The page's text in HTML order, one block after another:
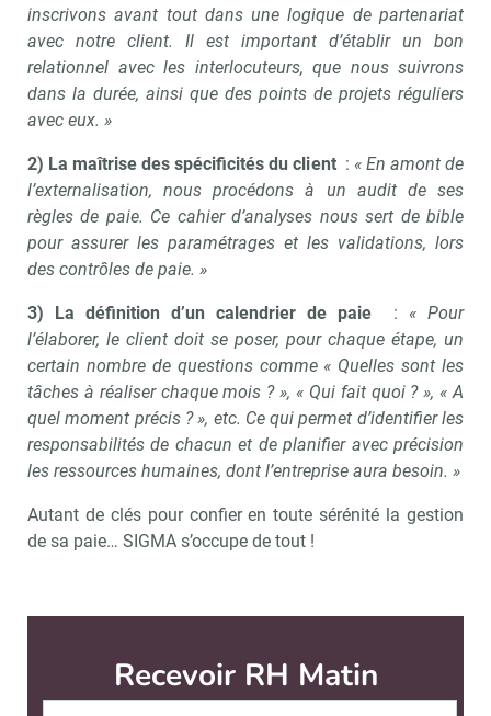
inscrivons avant tout dans une logique de partenariat
avec notre client. Il est important d’établir un bon
relationnel avec les interlocuteurs, que nous suivrons
dans la durée, ainsi que des points de projets réguliers
avec eux. »
2) La maîtrise des spécificités du client : « En amont de
l’externalisation, nous procédons à un audit de ses
règles de paie. Ce cahier d’analyses nous sert de bible
pour assurer les paramétrages et les validations, lors
des contrôles de paie. »
3) La définition d’un calendrier de paie : « Pour
l’élaborer, le client doit se poser, pour chaque étape, un
certain nombre de questions comme « Quelles sont les
tâches à réaliser chaque mois ? », « Qui fait quoi ? », « A
quel moment précis ? », etc. Ce qui permet d’identifier les
responsabilités de chacun et de planifier avec précision
les ressources humaines, dont l’entreprise aura besoin. »
Autant de clés pour confier en toute sérénité la gestion
de sa paie… SIGMA s’occupe de tout !
Recevoir RH Matin